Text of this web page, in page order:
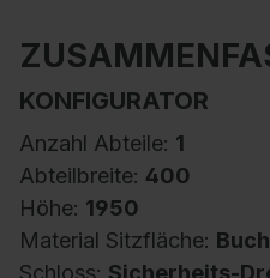
KONFIGURATOR
Anzahl Abteile: 1
Abteilbreite: 400
Höhe: 1950
Material Sitzfläche:
Schloss: Sicherheits-